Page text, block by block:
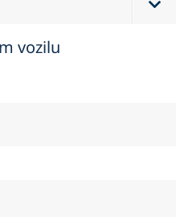
vozilu